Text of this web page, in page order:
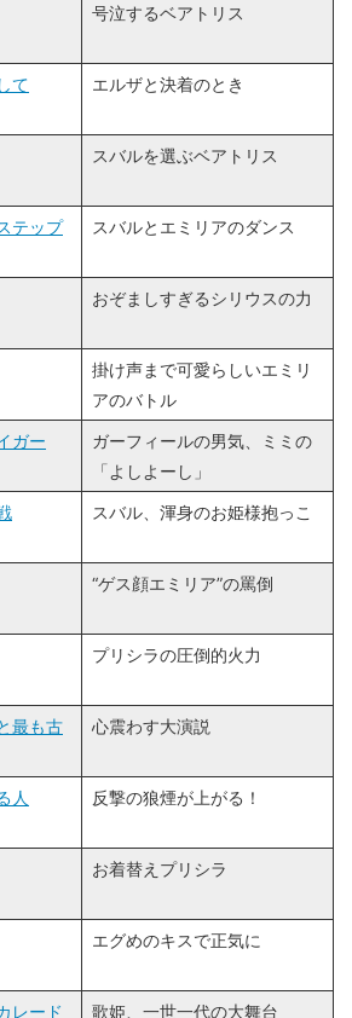
号泣するベアトリス
て エルザと決着のとき
スバルを選ぶベアトリス
テップ スバルとエミリアのダンス
おぞましすぎるシリウスの力
掛け声まで可愛らしいエミリ
アのバトル
ガー
ガーフィールの男気、ミミの
「よしよーし」
スバル、渾身のお姫様抱っこ
“ゲス顔エミリア”の罵倒
プリシラの圧倒的火力
最も古
心震わす大演説
人 反撃の狼煙が上がる！
お着替えプリシラ
エグめのキスで正気に
レード 歌姫、一世一代の大舞台